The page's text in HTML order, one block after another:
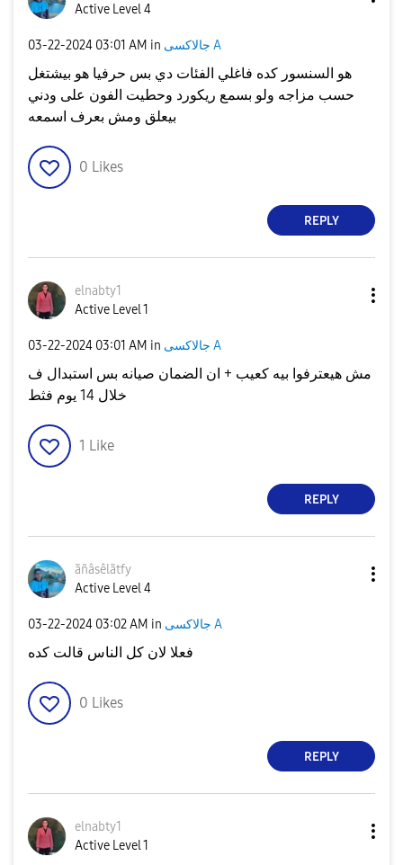
Active Level 4
‎03-22-2024 03:01 AM in جالاكسى A
هو السنسور كده فاغلي الفئات دي بس حرفيا هو بيشتغل
حسب مزاجه ولو بسمع ريكورد وحطيت الفون على ودني
بيعلق ومش بعرف اسمعه
0 Likes
REPLY
elnabty1
Active Level 1
‎03-22-2024 03:01 AM in جالاكسى A
مش هيعترفوا بيه كعيب + ان الضمان صيانه بس استبدال ف
خلال 14 يوم فثط
1 Like
REPLY
ãñâsêlãtfy
Active Level 4
‎03-22-2024 03:02 AM in جالاكسى A
فعلا لان كل الناس قالت كده
0 Likes
REPLY
elnabty1
Active Level 1